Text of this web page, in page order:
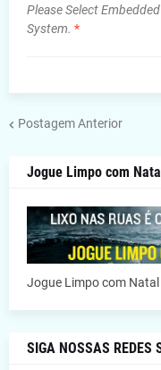
Please Select
System. *
Postagem Anterior
Jogue Limpo com
Jogue Limpo com Natal
SIGA NOSSAS REDES